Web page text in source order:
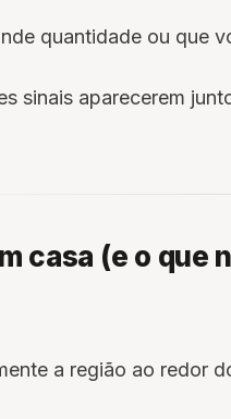
quantidade ou que
sinais aparecerem
casa (e o que
a região ao redor